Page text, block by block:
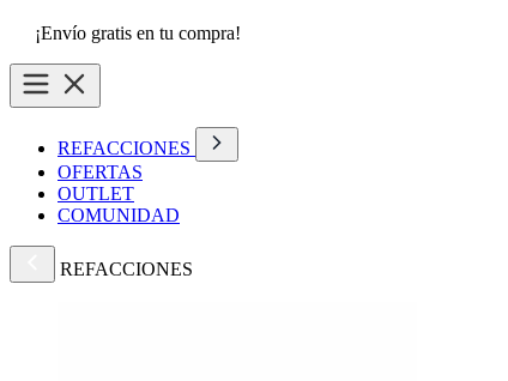
¡Envío gratis en tu compra!
REFACCIONES
OFERTAS
OUTLET
COMUNIDAD
REFACCIONES